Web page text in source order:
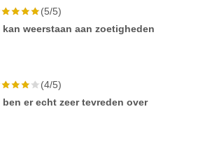
(5/5)
kan weerstaan aan zoetigheden
(4/5)
ben er echt zeer tevreden over